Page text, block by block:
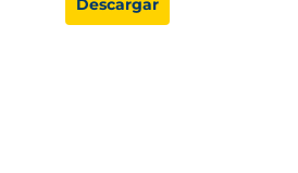
Descargar